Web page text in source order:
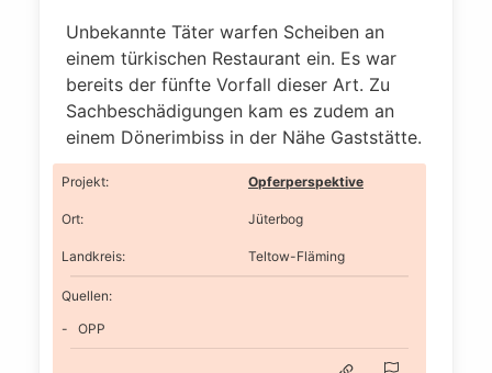
Unbekannte Täter warfen Scheiben an
einem türkischen Restaurant ein. Es war
bereits der fünfte Vorfall dieser Art. Zu
Sachbeschädigungen kam es zudem an
einem Dönerimbiss in der Nähe Gaststätte.
Projekt: Opferperspektive
Ort: Jüterbog
Landkreis: Teltow-Fläming
Quellen:
OPP